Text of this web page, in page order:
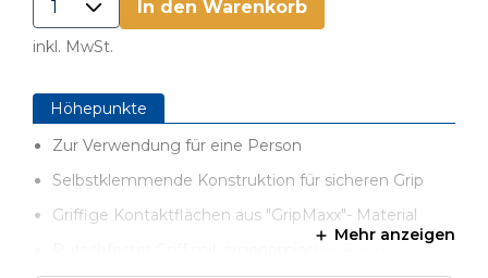
In den Warenkorb
inkl. MwSt.
Höhepunkte
Zur Verwendung für eine Person
Selbstklemmende Konstruktion für sicheren Grip
Griffige Kontaktflächen aus "GripMaxx"- Material
Mehr anzeigen